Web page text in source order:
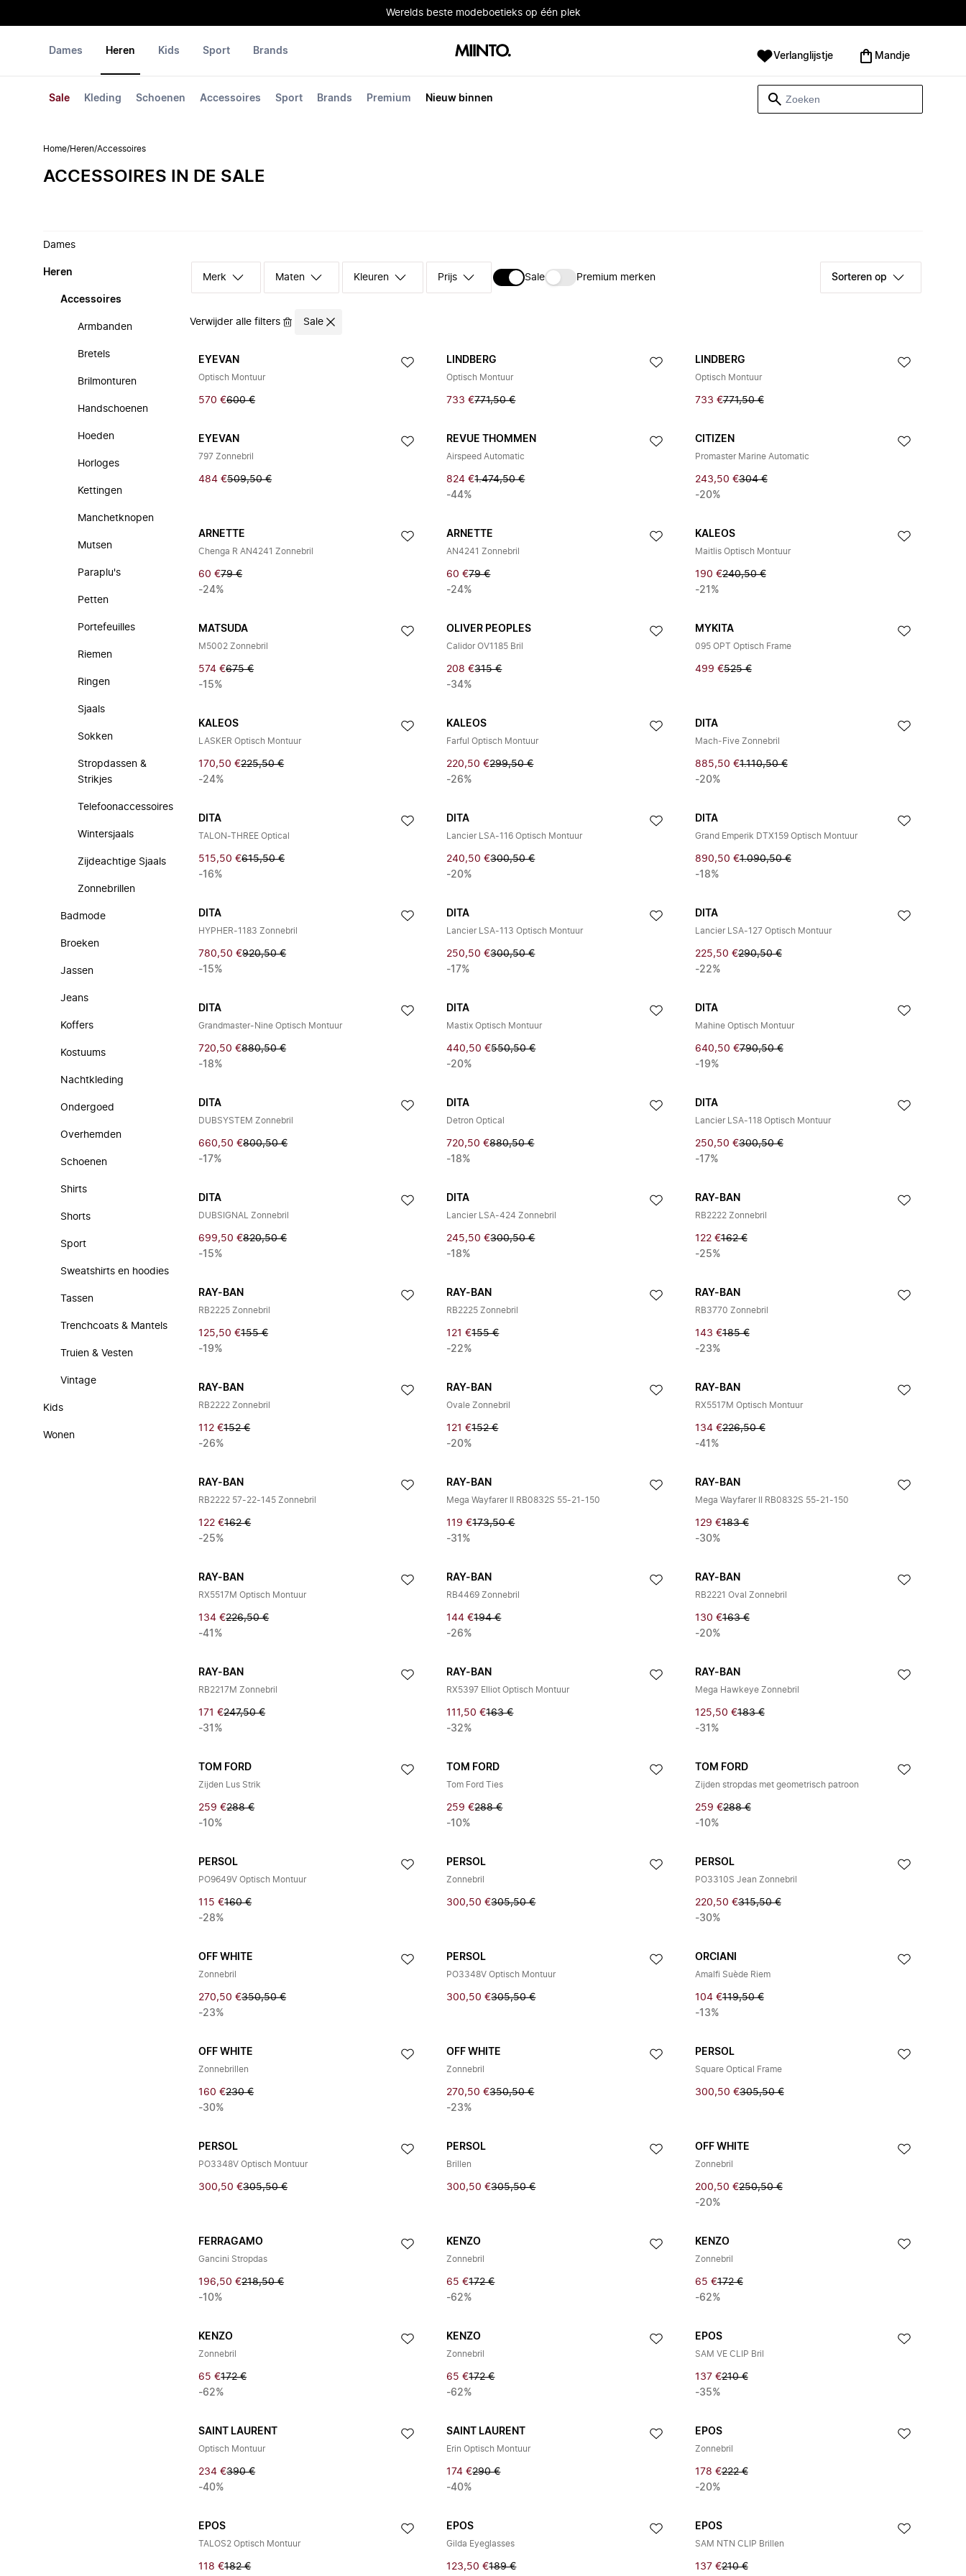
Werelds beste modeboetieks op één plek
Dames Heren
Sale Kleding Schoenen Accessoires Sport Brands Premium Nieuw binnen
Kids Sport Brands Verlanglijstje Mandje
Home/Heren/Accessoires
ACCESSOIRES IN DE SALE
Dames
Heren
Accessoires
Armbanden
Bretels
Brilmonturen
Handschoenen
Hoeden
Horloges
Kettingen
Manchetknopen
Mutsen
Paraplu's
Petten
Portefeuilles
Riemen
Ringen
Sjaals
Sokken
Stropdassen &
Strikjes
Telefoonaccessoires
Wintersjaals
Zijdeachtige Sjaals
Zonnebrillen
Badmode
Broeken
Jassen
Jeans
Koffers
Kostuums
Nachtkleding
Ondergoed
Overhemden
Schoenen
Shirts
Shorts
Sport
Sweatshirts en hoodies
Tassen
Trenchcoats & Mantels
Truien & Vesten
Vintage
Kids
Wonen
Merk Maten Kleuren Prijs Sale Premium merken Sorteren op
Verwijder alle filters Sale
EYEVAN
Optisch Montuur
570 €600 €
LINDBERG
Optisch Montuur
733 €771,50 €
LINDBERG
Optisch Montuur
733 €771,50 €
EYEVAN
797 Zonnebril
484 €509,50 €
REVUE THOMMEN
Airspeed Automatic
824 €1.474,50 €
-44%
CITIZEN
Promaster Marine Automatic
243,50 €304 €
-20%
ARNETTE
Chenga R AN4241 Zonnebril
60 €79 €
-24%
ARNETTE
AN4241 Zonnebril
60 €79 €
-24%
KALEOS
Maitlis Optisch Montuur
190 €240,50 €
-21%
MATSUDA
M5002 Zonnebril
574 €675 €
-15%
OLIVER PEOPLES
Calidor OV1185 Bril
208 €315 €
-34%
MYKITA
095 OPT Optisch Frame
499 €525 €
KALEOS
LASKER Optisch Montuur
170,50 €225,50 €
-24%
KALEOS
Farful Optisch Montuur
220,50 €299,50 €
-26%
DITA
Mach‑Five Zonnebril
885,50 €1.110,50 €
-20%
DITA
TALON-THREE Optical
515,50 €615,50 €
-16%
DITA
Lancier LSA-116 Optisch Montuur
240,50 €300,50 €
-20%
DITA
Grand Emperik DTX159 Optisch Montuur
890,50 €1.090,50 €
-18%
DITA
HYPHER-1183 Zonnebril
780,50 €920,50 €
-15%
DITA
Lancier LSA-113 Optisch Montuur
250,50 €300,50 €
-17%
DITA
Lancier LSA-127 Optisch Montuur
225,50 €290,50 €
-22%
DITA
Grandmaster-Nine Optisch Montuur
720,50 €880,50 €
-18%
DITA
Mastix Optisch Montuur
440,50 €550,50 €
-20%
DITA
Mahine Optisch Montuur
640,50 €790,50 €
-19%
DITA
DUBSYSTEM Zonnebril
660,50 €800,50 €
-17%
DITA
Detron Optical
720,50 €880,50 €
-18%
DITA
Lancier LSA-118 Optisch Montuur
250,50 €300,50 €
-17%
DITA
DUBSIGNAL Zonnebril
699,50 €820,50 €
-15%
DITA
Lancier LSA-424 Zonnebril
245,50 €300,50 €
-18%
RAY-BAN
RB2222 Zonnebril
122 €162 €
-25%
RAY-BAN
RB2225 Zonnebril
125,50 €155 €
-19%
RAY-BAN
RB2225 Zonnebril
121 €155 €
-22%
RAY-BAN
RB3770 Zonnebril
143 €185 €
-23%
RAY-BAN
RB2222 Zonnebril
112 €152 €
-26%
RAY-BAN
Ovale Zonnebril
121 €152 €
-20%
RAY-BAN
RX5517M Optisch Montuur
134 €226,50 €
-41%
RAY-BAN
RB2222 57-22-145 Zonnebril
122 €162 €
-25%
RAY-BAN
Mega Wayfarer II RB0832S 55-21-150
119 €173,50 €
-31%
RAY-BAN
Mega Wayfarer II RB0832S 55-21-150
129 €183 €
-30%
RAY-BAN
RX5517M Optisch Montuur
134 €226,50 €
-41%
RAY-BAN
RB4469 Zonnebril
144 €194 €
-26%
RAY-BAN
RB2221 Oval Zonnebril
130 €163 €
-20%
RAY-BAN
RB2217M Zonnebril
171 €247,50 €
-31%
RAY-BAN
RX5397 Elliot Optisch Montuur
111,50 €163 €
-32%
RAY-BAN
Mega Hawkeye Zonnebril
125,50 €183 €
-31%
TOM FORD
Zijden Lus Strik
259 €288 €
-10%
TOM FORD
Tom Ford Ties
259 €288 €
-10%
TOM FORD
Zijden stropdas met geometrisch patroon
259 €288 €
-10%
PERSOL
PO9649V Optisch Montuur
115 €160 €
-28%
PERSOL
Zonnebril
300,50 €305,50 €
PERSOL
PO3310S Jean Zonnebril
220,50 €315,50 €
-30%
OFF WHITE
Zonnebril
270,50 €350,50 €
-23%
PERSOL
PO3348V Optisch Montuur
300,50 €305,50 €
ORCIANI
Amalfi Suède Riem
104 €119,50 €
-13%
OFF WHITE
Zonnebrillen
160 €230 €
-30%
OFF WHITE
Zonnebril
270,50 €350,50 €
-23%
PERSOL
Square Optical Frame
300,50 €305,50 €
PERSOL
PO3348V Optisch Montuur
300,50 €305,50 €
PERSOL
Brillen
300,50 €305,50 €
OFF WHITE
Zonnebril
200,50 €250,50 €
-20%
FERRAGAMO
Gancini Stropdas
196,50 €218,50 €
-10%
KENZO
Zonnebril
65 €172 €
-62%
KENZO
Zonnebril
65 €172 €
-62%
KENZO
Zonnebril
65 €172 €
-62%
KENZO
Zonnebril
65 €172 €
-62%
EPOS
SAM VE CLIP Bril
137 €210 €
-35%
SAINT LAURENT
Optisch Montuur
234 €390 €
-40%
SAINT LAURENT
Erin Optisch Montuur
174 €290 €
-40%
EPOS
Zonnebril
178 €222 €
-20%
EPOS
TALOS2 Optisch Montuur
118 €182 €
EPOS
Gilda Eyeglasses
123,50 €189 €
EPOS
SAM NTN CLIP Brillen
137 €210 €